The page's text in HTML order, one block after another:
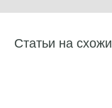
Статьи на